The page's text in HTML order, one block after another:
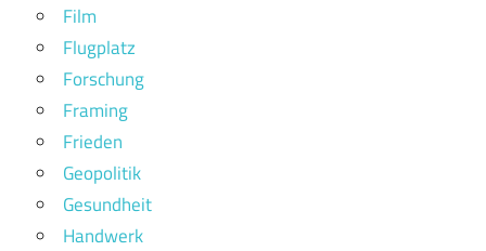
Film
Flugplatz
Forschung
Framing
Frieden
Geopolitik
Gesundheit
Handwerk